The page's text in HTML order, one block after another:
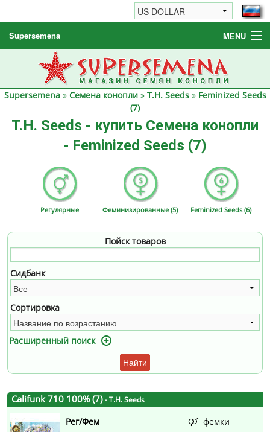
Supersemena MENU
Семена конопли
Другие товары
Supersemena» Семена конопли» T.H. Seeds» Feminized Seeds
(7)
T.H. Seeds - купить Семена конопли
- Feminized Seeds (7)
Регулярные Феминизированные (5) Feminized Seeds (6)
Пойск товаров
Сидбанк
Сортировка
Расширенный поиск
Найти
Califunk 710 100% (7)- T.H. Seeds
Рег/Фем
фемки